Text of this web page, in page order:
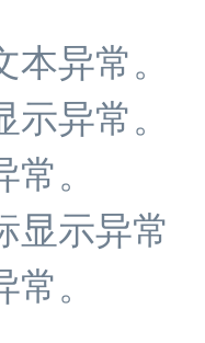
异常。
异常。
。
显示异常
。